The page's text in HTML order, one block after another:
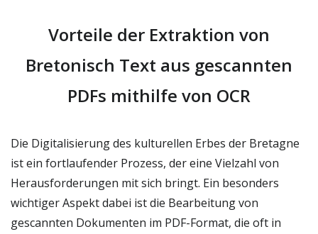
Vorteile der Extraktion von
Bretonisch Text aus gescannten
PDFs mithilfe von OCR
Die Digitalisierung des kulturellen Erbes der Bretagne
ist ein fortlaufender Prozess, der eine Vielzahl von
Herausforderungen mit sich bringt. Ein besonders
wichtiger Aspekt dabei ist die Bearbeitung von
gescannten Dokumenten im PDF-Format, die oft in